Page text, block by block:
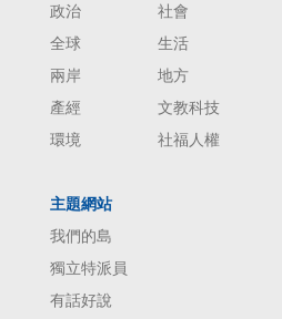
政治
社會
全球
生活
兩岸
地方
產經
文教科技
環境
社福人權
主題網站
我們的島
獨立特派員
有話好說